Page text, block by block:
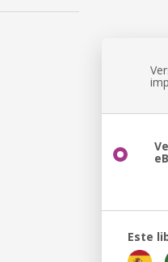
Este